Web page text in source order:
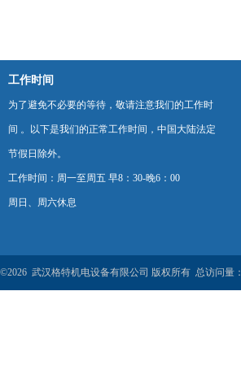
工作时间
为了避免不必要的等待，敬请注意我们的工作时
间 。以下是我们的正常工作时间，中国大陆法定
节假日除外。
工作时间：周一至周五 早8：30-晚6：00
周日、周六休息
©2026 武汉格特机电设备有限公司 版权所有 总访问量：